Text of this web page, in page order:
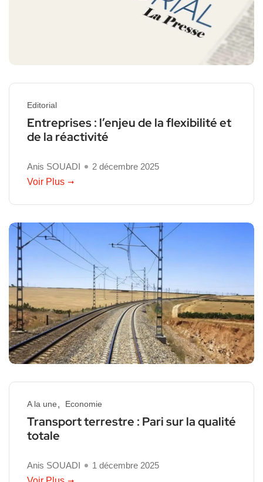
Editorial
Entreprises : l’enjeu de la flexibilité et
de la réactivité
Anis SOUADI
2 décembre 2025
Voir Plus
A la une Economie
Transport terrestre : Pari sur la qualité
totale
Anis SOUADI
1 décembre 2025